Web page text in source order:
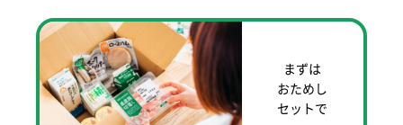
まずは
おためし
セットで